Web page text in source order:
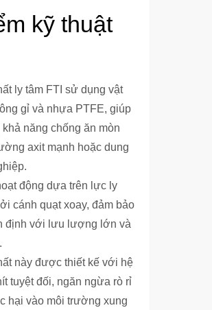
kỹ thuật
ly tâm FTI sử dụng vật
gỉ và nhựa PTFE, giúp
năng chống ăn mòn
axit mạnh hoặc dung
động dựa trên lực ly
cánh quạt xoay, đảm bảo
định với lưu lượng lớn và
này được thiết kế với hệ
tuyệt đối, ngăn ngừa rò rỉ
hại vào môi trường xung